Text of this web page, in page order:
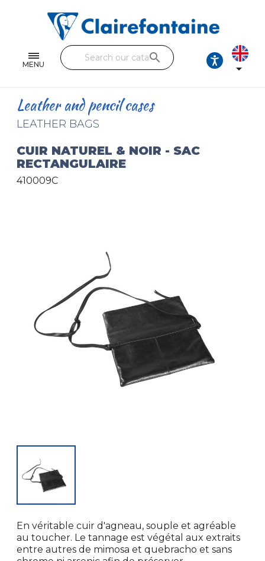
MENU
Single and double sheets
Fine arts
Handicraft
Pencil cases & Leather goods
search

Leather and pencil cases
LEATHER BAGS
CUIR NATUREL & NOIR - SAC
RECTANGULAIRE
410009C
En véritable cuir d'agneau, souple et agréable
au toucher. Le tannage est végétal aux extraits
entre autres de mimosa et quebracho et sans